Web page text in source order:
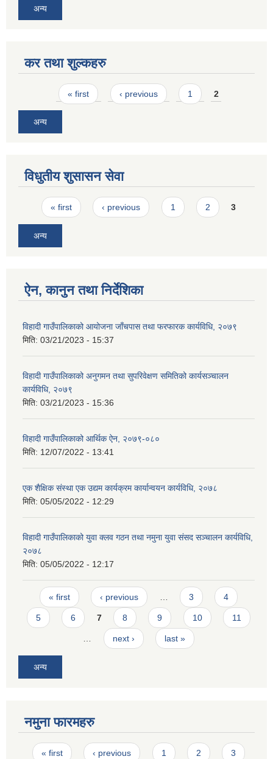
अन्य
कर तथा शुल्कहरु
Pages« first ‹ previous 1 2
अन्य
विधुतीय शुसासन सेवा
Pages
« first ‹ previous 1 2 3
अन्य
ऐन, कानुन तथा निर्देशिका
विहादी गाउँपालिकाको आयोजना जाँचपास तथा फरफारक कार्यविधि, २०७९
मिति: 03/21/2023 - 15:37
विहादी गाउँपालिकाको अनुगमन तथा सुपरिवेक्षण समितिको कार्यसञ्चालन
कार्यविधि, २०७९
मिति: 03/21/2023 - 15:36
विहादी गाउँपालिकाको आर्थिक ऐन, २०७९-०८०
मिति: 12/07/2022 - 13:41
एक शैक्षिक संस्था एक उद्यम कार्यक्रम कार्यान्वयन कार्यविधि, २०७८
मिति: 05/05/2022 - 12:29
विहादी गाउँपालिकाको युवा क्लव गठन तथा नमुना युवा संसद सञ्चालन कार्यविधि,
२०७८
मिति: 05/05/2022 - 12:17
Pages
« first ‹ previous … 3 4
5 6 7 8 9 10 11
… next › last »
अन्य
नमुना फारमहरु
Pages
« first ‹ previous 1 2
3